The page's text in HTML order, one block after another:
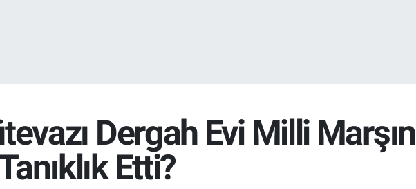
Dergah Evi Milli Marşın
Etti?